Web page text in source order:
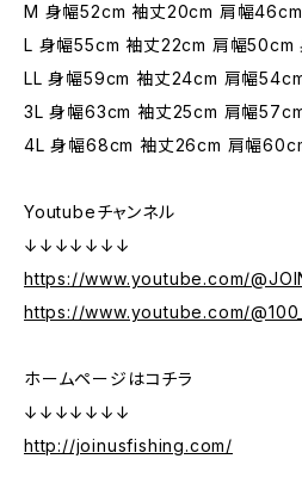
M 身幅52cm 袖丈20cm 肩幅
L 身幅55cm 袖丈22cm 肩幅50cm
LL 身幅59cm 袖丈24cm 肩幅
3L 身幅63cm 袖丈25cm 肩幅
4L 身幅68cm 袖丈26cm 肩幅
Youtubeチャンネル
↓↓↓↓↓↓↓
https://www.youtube.com/
https://www.youtube.com/
ホームページはコチラ
↓↓↓↓↓↓↓
http://joinusfishing.com/